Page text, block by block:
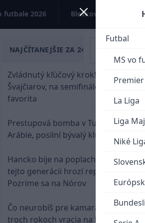
futbale 2026 Bleskovky
Futbal
MS vo
La Liga
Liga
Niké
NAJČÍTANEJŠIE ZA 24 HODÍN
Zvládnutý kľúčový krok! Osemnástka
Švajčiarov, na semifinále potrebuje
favorita
Prestupová bomba v Turecku! Salah
Arábie, posilní bývalý klub Hamšíka
Hancko bije na poplach! Zaspali sme
tejto generácii hrozí reprezentačné
Pozrime sa na Nórov
Čo neurobíš pre kamaráta! Marián
troch rokoch vracia na ľad